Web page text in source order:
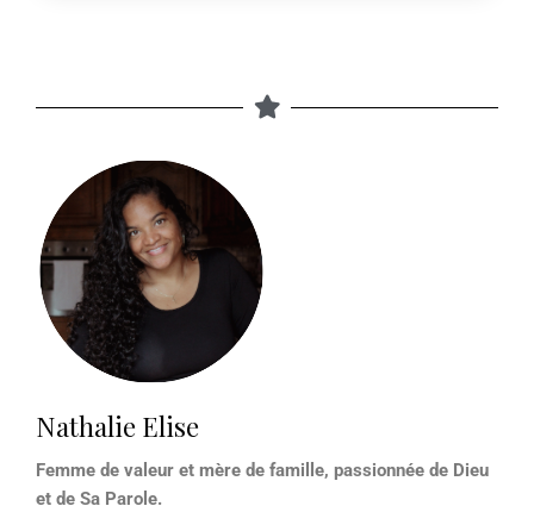
Nathalie Elise
Femme de valeur et mère de famille, passionnée de Dieu
et de Sa Parole.